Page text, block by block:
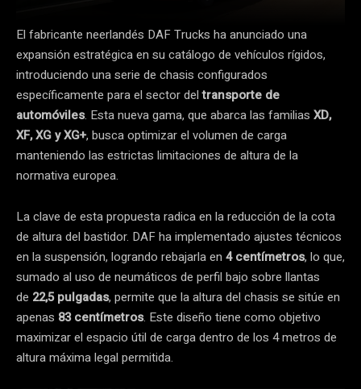
El fabricante neerlandés DAF Trucks ha anunciado una
expansión estratégica en su catálogo de vehículos rígidos,
introduciendo una serie de chasis configurados
específicamente para el sector deltransporte de
automóviles. Esta nueva gama, que abarca las familias XD,
XF, XG y XG+, busca optimizar el volumen de carga
manteniendo las estrictas limitaciones de altura de la
normativa europea.
La clave de esta propuesta radica en la reducción de la cota
de altura del bastidor. DAF ha implementado ajustes técnicos
en la suspensión, logrando rebajarla en 4 centímetros, lo que,
sumado al uso de neumáticos de perfil bajo sobre llantas
de 22,5 pulgadas, permite que la altura del chasis se sitúe en
apenas 83 centímetros. Este diseño tiene como objetivo
maximizar el espacio útil de carga dentro de los 4 metros de
altura máxima legal permitida.